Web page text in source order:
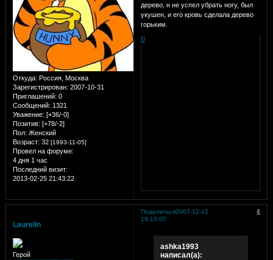
Откуда: Россия, Москва
Зарегистрирован: 2007-10-31
Приглашений: 0
Сообщений: 1321
Уважение: [+36/-0]
Позитив: [+78/-2]
Пол: Женский
Возраст: 32 [1993-11-05]
Провел на форуме:
4 дня 1 час
Последний визит:
2013-02-25 21:43:22
дерево, н не успел убрать ногу, был
укушен, и его кровь сделала дерево
горьким.
0
Поделиться 4
2007-12-12
19:10:05
Laurelin
Герой
ashka1993
написал(а):